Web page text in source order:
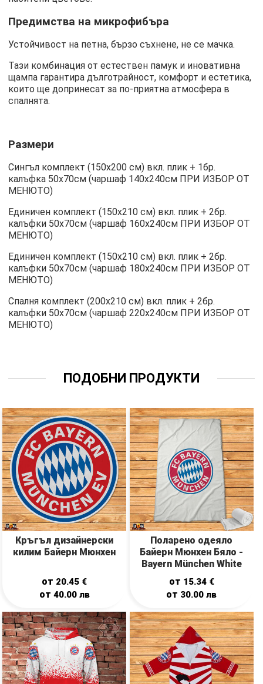
Предимства на микрофибъра
Устойчивост на петна, бързо съхнене, не се мачка.
Тази комбинация от естествен памук и иновативна
щампа гарантира дълготрайност, комфорт и естетика,
които ще допринесат за по-приятна атмосфера в
спалнята.
Размери
Сингъл комплект (150х200 см) вкл. плик + 1бр.
калъфка 50х70см (чаршаф 140х240см ПРИ ИЗБОР ОТ
МЕНЮТО)
Единичен комплект (150х210 см) вкл. плик + 2бр.
калъфки 50х70см (чаршаф 160х240см ПРИ ИЗБОР ОТ
МЕНЮТО)
Единичен комплект (150х210 см) вкл. плик + 2бр.
калъфки 50х70см (чаршаф 180х240см ПРИ ИЗБОР ОТ
МЕНЮТО)
Спалня комплект (200х210 см) вкл. плик + 2бр.
калъфки 50х70см (чаршаф 220х240см ПРИ ИЗБОР ОТ
МЕНЮТО)
ПОДОБНИ ПРОДУКТИ
Кръгъл дизайнерски
килим Байерн Мюнхен
от 20.45 €
от 40.00 лв
Поларено одеяло
Байерн Мюнхен Бяло -
Bayern München White
от 15.34 €
от 30.00лв